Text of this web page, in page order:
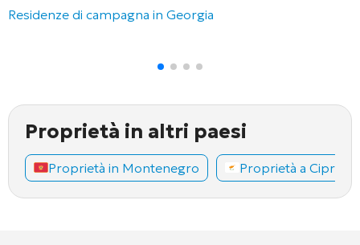
Residenze di campagna in Georgia
Proprietà in altri paesi
Proprietà in Montenegro Proprietà a Cipro